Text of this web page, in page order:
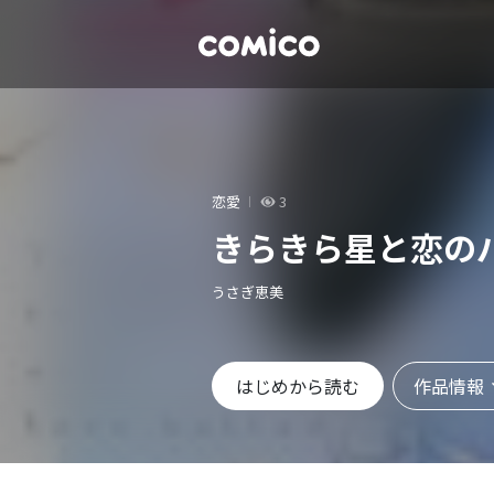
恋愛 3
きらきら星と恋の
うさぎ恵美
はじめから読む 作品情報